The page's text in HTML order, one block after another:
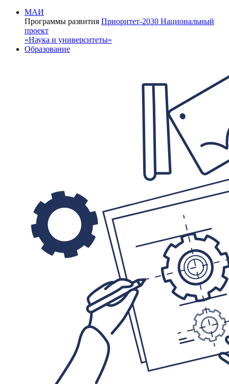
МАИ
Программы развития Приоритет-2030 Национальный
проект
«Наука и университеты»
Образование